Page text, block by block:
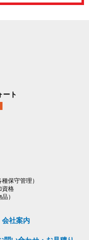
ート
保守管理）
資格
）
会社案内